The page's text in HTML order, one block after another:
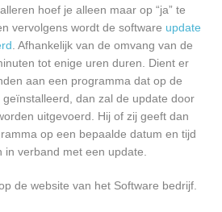
hoef je alleen maar op “ja” te
vervolgens wordt de software update
. Afhankelijk van de omvang van de
tot enige uren duren. Dient er
aan een programma dat op de
dan zal de update door
uitgevoerd. Hij of zij geeft dan
op een bepaalde datum en tijd
in verband met een update.
de website van het Software bedrijf.